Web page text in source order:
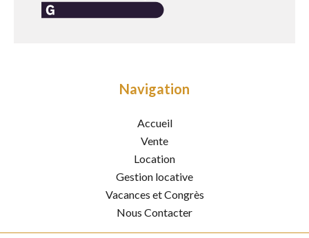
Navigation
Accueil
Vente
Location
Gestion locative
Vacances et Congrès
Nous Contacter